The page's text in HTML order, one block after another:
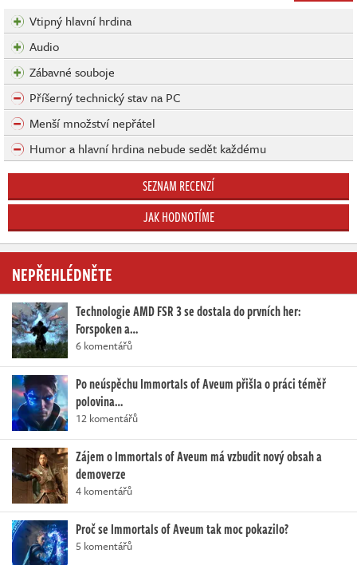
Vtipný hlavní hrdina
Audio
Zábavné souboje
Příšerný technický stav na PC
Menší množství nepřátel
Humor a hlavní hrdina nebude sedět každému
SEZNAM RECENZÍ
JAK HODNOTÍME
NEPŘEHLÉDNĚTE
Technologie AMD FSR 3 se dostala do prvních her:
Forspoken a…
6 komentářů
Po neúspěchu Immortals of Aveum přišla o práci téměř
polovina…
12 komentářů
Zájem o Immortals of Aveum má vzbudit nový obsah a
demoverze
4 komentářů
Proč se Immortals of Aveum tak moc pokazilo?
5 komentářů